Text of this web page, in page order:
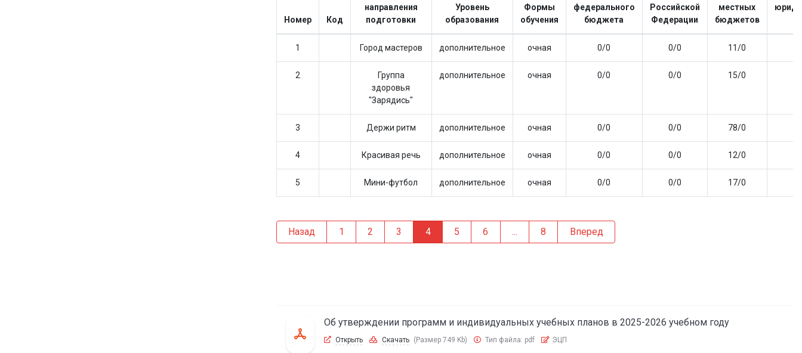
Номер Код
направления
подготовки
Уровень
образования
Формы
обучения
федерального
бюджета
Российской
Федерации
местных
бюджетов
1 Город мастеров дополнительное очная 0/0 0/0 11/0
2
Группа
здоровья
"Зарядись"
дополнительное очная 0/0 0/0 15/0
3 Держи ритм дополнительное очная 0/0 0/0 78/0
4 Красивая речь дополнительное очная 0/0 0/0 12/0
5 Мини-футбол дополнительное очная 0/0 0/0 17/0
Назад 1 2 3 4 5 6 ... 8 Вперед
Об утверждении программ и индивидуальных учебных планов в 2025-2026 учебном году
Открыть Скачать (Размер 749 Kb) Тип файла: pdf ЭЦП